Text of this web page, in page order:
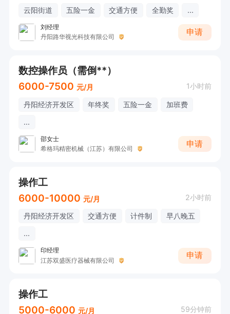
云阳街道 五险一金 交通方便 全勤奖 ...
刘经理
丹阳路华视光科技有限公司
申请
数控操作员（需倒**）
6000-7500 元/月 1小时前
丹阳经济开发区 年终奖 五险一金
加班费
...
邵女士
希格玛精密机械（江苏）有限公司
申请
操作工
6000-10000 元/月 2小时前
丹阳经济开发区 交通方便 计件制
早八晚五
...
印经理
江苏双盛医疗器械有限公司
申请
操作工
5000-6000 元/月 59分钟前